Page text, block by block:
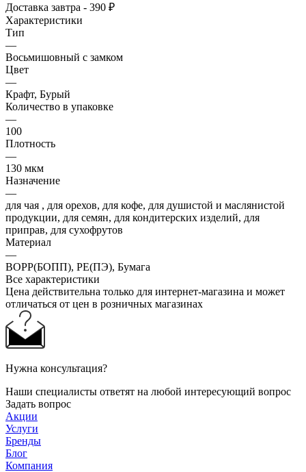
Доставка завтра - 390 ₽
Характеристики
Тип
—
Восьмишовный с замком
Цвет
—
Крафт, Бурый
Количество в упаковке
—
100
Плотность
—
130 мкм
Назначение
—
для чая , для орехов, для кофе, для душистой и маслянистой
продукции, для семян, для кондитерских изделий, для
приправ, для сухофрутов
Материал
—
BOPP(БОПП), PE(ПЭ), Бумага
Все характеристики
Цена действительна только для интернет-магазина и может
отличаться от цен в розничных магазинах
Нужна консультация?
Наши специалисты ответят на любой интересующий вопрос
Задать вопрос
Акции
Услуги
Бренды
Блог
Компания